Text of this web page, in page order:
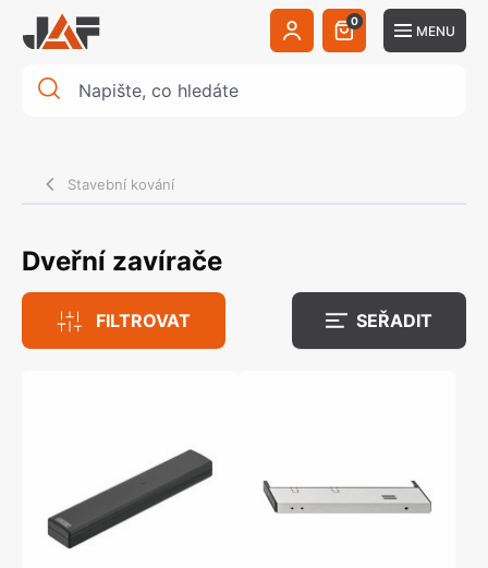
0
MENU
Stavební kování
Dveřní zavírače
FILTROVAT SEŘADIT